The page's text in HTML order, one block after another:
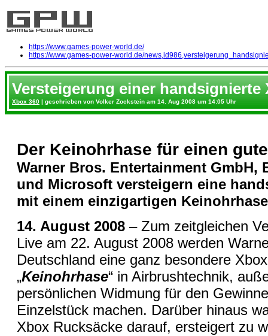
https://www.games-power-world.de/
https://www.games-power-world.de/
Versteigerung einer
Xbox 360 | geschrieben von Volker Zockstein am 14. Aug 2008 um 14:05 Uhr
Der Keinohrhase für einen
Warner Bros. Entertainment GmbH,
und Microsoft versteigern eine
mit einem einzigartigen
14. August 2008 – Zum zeitgleichen
Live am 22. August 2008 werden
Deutschland eine ganz besondere
„Keinohrhase“ in Airbrushtechnik,
persönlichen Widmung für den
Einzelstück machen. Darüber hinaus
Xbox Rucksäcke darauf, ersteigert zu